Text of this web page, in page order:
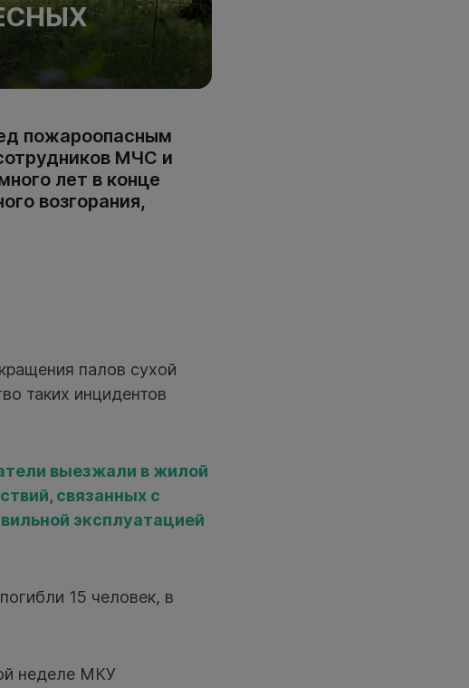
пожароопасным
МЧС и
лет в конце
возгорания,
палов сухой
таких инцидентов
выезжали в жилой
связанных с
эксплуатацией
15 человек, в
неделе МКУ